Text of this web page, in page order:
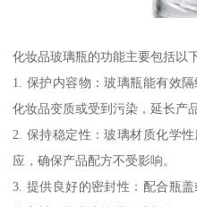
化妆品玻璃瓶的功能主要包括以
1. 保护内容物：玻璃瓶能有效
化妆品变质或受到污染，延长产
2. 保持稳定性：玻璃材质化学
应，确保产品配方不受影响。
3. 提供良好的密封性：配合瓶